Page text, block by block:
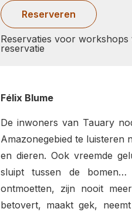
Reserveren
Reservaties voor
reservatie
Félix Blume
De inwoners van Tauary
Amazonegebied te luisteren
en dieren. Ook vreemde
sluipt tussen de
ontmoetten, zijn nooit
betovert, maakt gek,